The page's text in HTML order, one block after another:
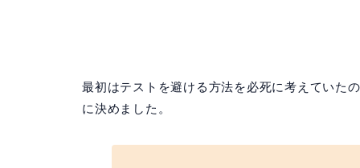
最初はテストを避ける方法を必死に考えていた
に決めました。